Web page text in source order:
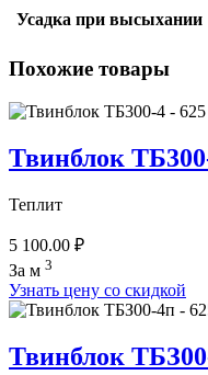
Усадка при высыхании
Похожие товары
Твинблок
Теплит
5 100.00 ₽
За м 3
Узнать цену со скидкой
Твинблок